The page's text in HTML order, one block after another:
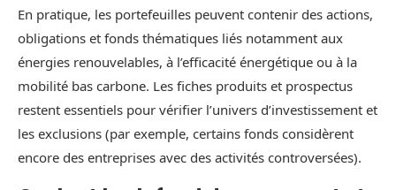
En pratique, les portefeuilles peuvent contenir des actions,
obligations et fonds thématiques liés notamment aux
énergies renouvelables, à l’efficacité énergétique ou à la
mobilité bas carbone. Les fiches produits et prospectus
restent essentiels pour vérifier l’univers d’investissement et
les exclusions (par exemple, certains fonds considèrent
encore des entreprises avec des activités controversées).